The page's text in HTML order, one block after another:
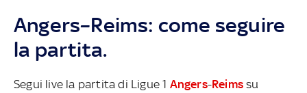
Angers–Reims: come seguire
la partita.
Segui live la partita di Ligue 1 Angers-Reims su